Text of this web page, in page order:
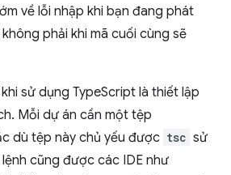
về lỗi nhập khi bạn đang phát
phải khi mã cuối cùng sẽ
sử dụng TypeScript là thiết lập
Mỗi dự án cần một tệp
dù tệp này chủ yếu được tsc sử
cũng được các IDE như